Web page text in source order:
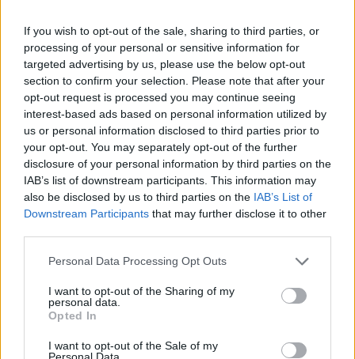
If you wish to opt-out of the sale, sharing to third parties, or
processing of your personal or sensitive information for
targeted advertising by us, please use the below opt-out
section to confirm your selection. Please note that after your
opt-out request is processed you may continue seeing
interest-based ads based on personal information utilized by
us or personal information disclosed to third parties prior to
your opt-out. You may separately opt-out of the further
disclosure of your personal information by third parties on the
IAB’s list of downstream participants. This information may
also be disclosed by us to third parties on the IAB’s List of
Downstream Participants that may further disclose it to other
Personal Data Processing Opt Outs
I want to opt-out of the Sharing of my
personal data.
Opted In
I want to opt-out of the Sale of my
Personal Data.
Hasznos
Impresszum
Szerzői jogok
Adatvédelmi tájékoztató
Cookie-kezelési tájékoztató
Hozzászólási szabályzat
Nyomtatott lapjaink archívuma
Székely Hírmondó archívuma